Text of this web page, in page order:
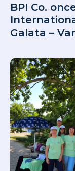
BPI Co.
Galata –